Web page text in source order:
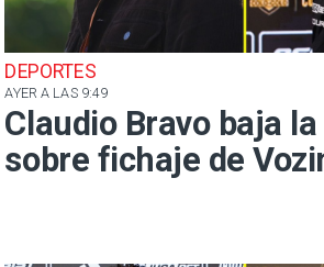
DEPORTES
AYER A LAS 9:49
Claudio Bravo baja
sobre fichaje de